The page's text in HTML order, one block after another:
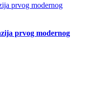
prvog modernog